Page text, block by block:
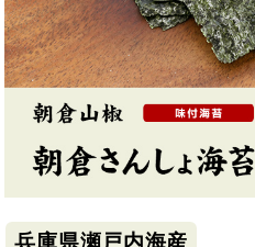
兵庫県瀬戸内海産